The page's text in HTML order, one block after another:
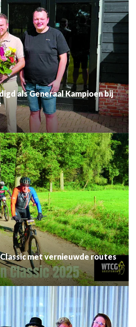
als Generaal Kampioen bij
Vasser Heuvelen Classic met vernieuwde routes